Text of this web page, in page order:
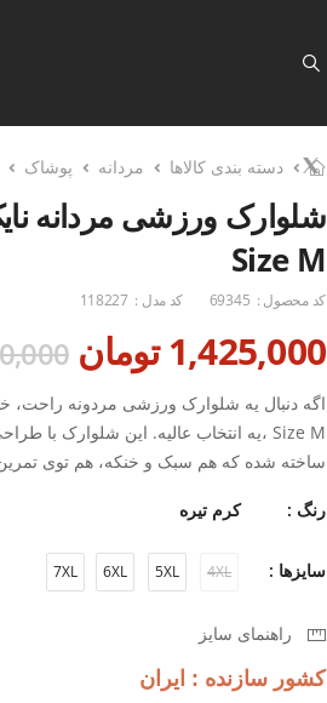
دسته بندی کالاها مردانه پوشاک
Size M
کد محصول : 69345 کد مدل : 118227
1,425,000 تومان
ساخته شده که هم سبک و خنکه، هم توی
هم ظاهر اسپرت داره، هم توی باشگاه و هم
متریال باکیفیتش باعث می‌شه بعد از چند
هم‌زمان هم استایلت رو بسازه، هم عملکردت رو
رنگ : کرم تیره
سایزها : 4XL
5XL
6XL
7XL
راهنمای سایز
کشور سازنده : ایران